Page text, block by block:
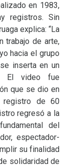
en 1983,
registros. Sin
explica: “La
trabajo de arte,
hacia el grupo
inserta en un
El video fue
que se dio en
registro de 60
regresó a la
del
espectador-
su finalidad
solidaridad de